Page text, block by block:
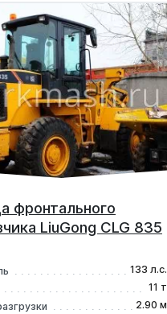
фронтального
LiuGong CLG 835
133 л.с.
11 т
2.90 м